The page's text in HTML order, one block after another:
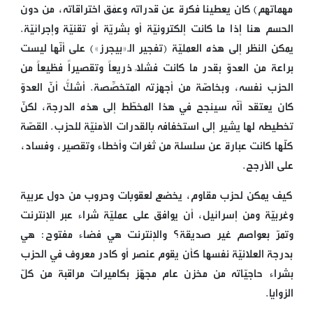
مهماتهم) كان يعطينا فكرة عن قدراته وعمْق اختراقاته، من دون
الحسم هنا إذا ما كانت إلكترونيّة أو بشريّة أو تقنيّة وإجرائيّة.
يمكن النظر إلى هذه العمليّة (تفجير الـ«بيجرز») على أنّها ليست
براعة من العدوّ بقدر ما كانت فشلاً ذريعاً وتقصيراً فظيعاً من
الحزب نفسه، وبخاصّة من أجهزته المتخصِّصة. أشكُّ أنّ العدوّ
كان يعتقد أنّه سينجح في هذا المخطّط إلى هذه الدرجة، لكنّ
تخطيطه لها يشير إلى استخفافه بالقدرات الأمنيّة للحزب. القصّة
كلّها كانت عبارة عن سلسلة من ثغرات وأخطاء وتقصير، وفساد،
على الأرجح.
كيف يمكن لحزب مقاوم، يخضع لعقوبات وحروب من دول عربية
وغربيّة ومن إسرائيل، أن يوافق على عمليّة شراء عبر الإنترنت
وتمرّ بعواصم غير صديقة؟ والإنترنت هي فضاء مفتوح: هي
بدرجة العلانيّة نفسها كأن يقوم عنصر أو كادر معروف في الحزب
بشراء حاجيّاته من مخزن عام مجهّز بكاميرات مراقبة من كلّ
الزوايا.